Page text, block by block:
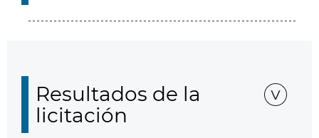
Resultados de la
licitación